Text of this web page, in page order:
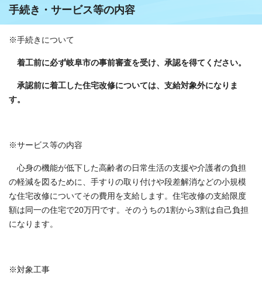
手続き・サービス等の内容
※手続きについて
着工前に必ず岐阜市の事前審査を受け、承認を得てください。
承認前に着工した住宅改修については、支給対象外になりま
す。
※サービス等の内容
心身の機能が低下した高齢者の日常生活の支援や介護者の負担
の軽減を図るために、手すりの取り付けや段差解消などの小規模
な住宅改修についてその費用を支給します。住宅改修の支給限度
額は同一の住宅で20万円です。そのうちの1割から3割は自己負担
になります。
※対象工事